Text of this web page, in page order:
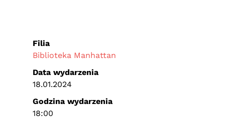
Filia
Biblioteka Manhattan
Data wydarzenia
18.01.2024
Godzina wydarzenia
18:00